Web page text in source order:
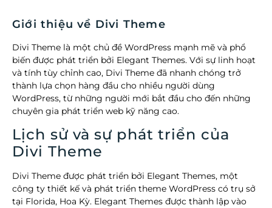
Giới thiệu về Divi Theme
Divi Theme là một chủ đề WordPress mạnh mẽ và phổ
biến được phát triển bởi Elegant Themes. Với sự linh hoạt
và tính tùy chỉnh cao, Divi Theme đã nhanh chóng trở
thành lựa chọn hàng đầu cho nhiều người dùng
WordPress, từ những người mới bắt đầu cho đến những
chuyên gia phát triển web kỹ năng cao.
Lịch sử và sự phát triển của
Divi Theme
Divi Theme được phát triển bởi Elegant Themes, một
công ty thiết kế và phát triển theme WordPress có trụ sở
tại Florida, Hoa Kỳ. Elegant Themes được thành lập vào